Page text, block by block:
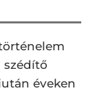
szédítő
éveken